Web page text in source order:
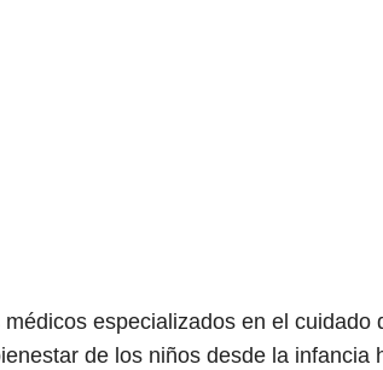
especializados en el cuidado
de los niños desde la infancia